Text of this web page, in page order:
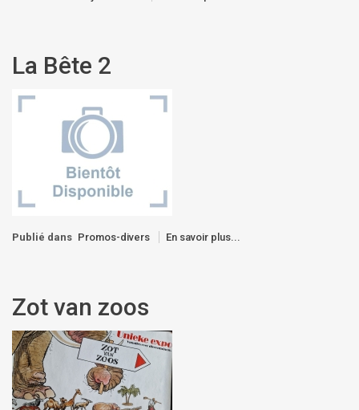
La Bête 2
Publié dans Promos-divers En savoir plus...
Zot van zoos